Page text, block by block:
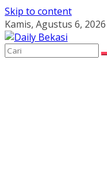
Skip to content
Kamis, Agustus 6, 2026